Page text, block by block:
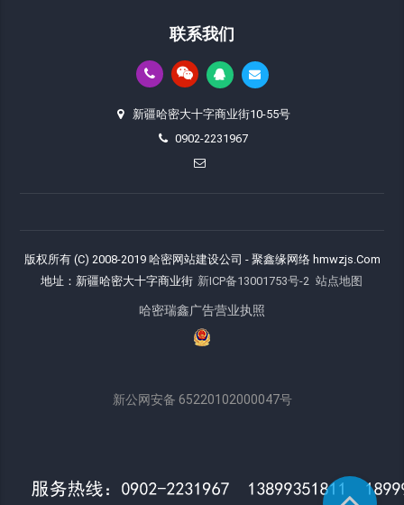
联系我们
新疆哈密大十字商业街10-55号
0902-2231967
版权所有 (C) 2008-2019 哈密网站建设公司 - 聚鑫缘网络 hmwzjs.Com
地址：新疆哈密大十字商业街 新ICP备13001753号-2 站点地图
哈密瑞鑫广告营业执照
新公网安备 65220102000047号